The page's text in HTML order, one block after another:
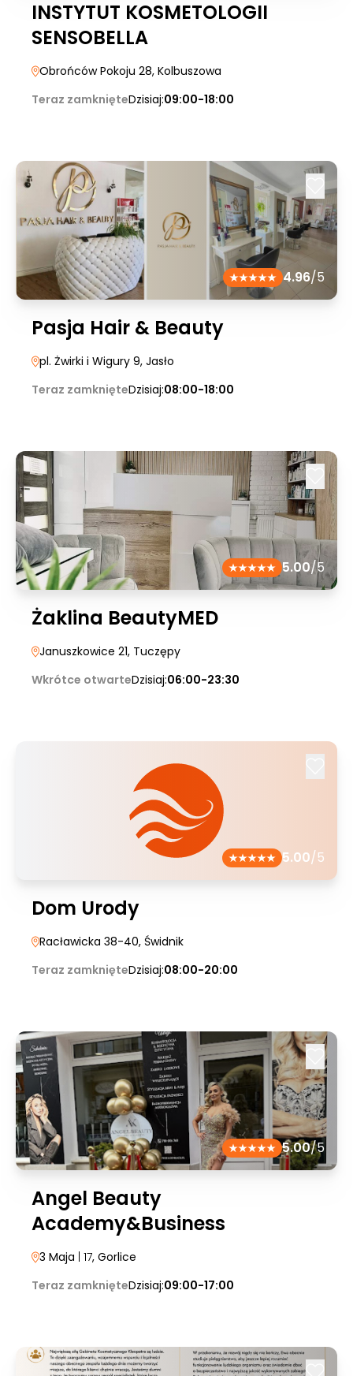
INSTYTUT KOSMETOLOGII
SENSOBELLA
Obrońców Pokoju 28, Kolbuszowa
Teraz zamknięteDzisiaj:09:00-18:00
4.96/5
Pasja Hair & Beauty
pl. Żwirki i Wigury 9, Jasło
Teraz zamknięteDzisiaj:08:00-18:00
5.00/5
Żaklina BeautyMED
Januszkowice 21, Tuczępy
Wkrótce otwarteDzisiaj:06:00-23:30
5.00/5
Dom Urody
Racławicka 38-40, Świdnik
Teraz zamknięteDzisiaj:08:00-20:00
5.00/5
Angel Beauty
Academy&Business
3 Maja | 17, Gorlice
Teraz zamknięteDzisiaj:09:00-17:00